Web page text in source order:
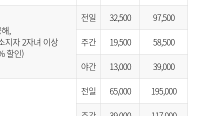
,
지자 2자녀 이상
할인)
전일 32,500
97,500
주간 19,500
58,500
야간 13,000 39,000
전일 65,000
195,000